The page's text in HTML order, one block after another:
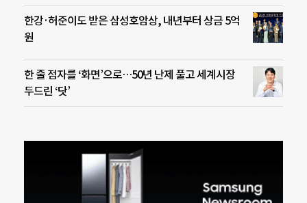
한강·허준이도 받은 삼성호암상, 내년부터 상금 5억
원
한 줄 점자를 ‘화면’으로…50년 난제 풀고 세계시장
두드린 ‘닷’